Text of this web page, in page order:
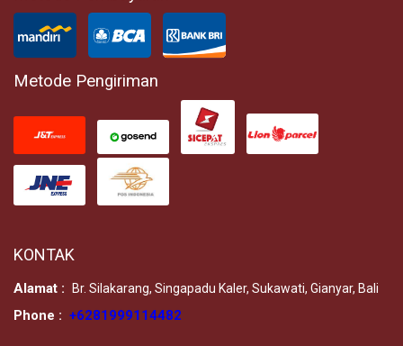
Metode Pengiriman
KONTAK
Alamat : Br. Silakarang, Singapadu Kaler, Sukawati, Gianyar, Bali
Phone : +6281999114482